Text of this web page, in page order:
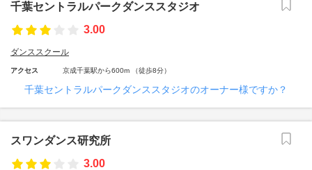
千葉セントラルパークダンススタジオ
3.00
ダンススクール
アクセス 京成千葉駅から600m （徒歩8分）
千葉セントラルパークダンススタジオのオーナー様ですか？
スワンダンス研究所
3.00